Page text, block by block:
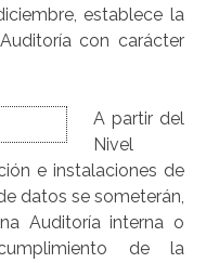
establece la
con carácter
A partir del
Nivel
e instalaciones de
datos se someterán,
Auditoría interna o
de la